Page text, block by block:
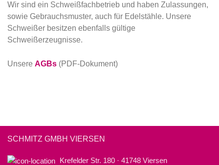
Wir sind ein Schweißfachbetrieb und haben Zulassungen,
sowie Gebrauchsmuster, auch für Edelstähle. Unsere
Schweißer besitzen ebenfalls gültige
Schweißerzeugnisse.
Unsere AGBs (PDF-Dokument)
SCHMITZ GMBH VIERSEN
Krefelder Str. 180 · 41748 Viersen